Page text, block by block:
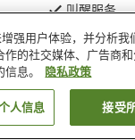
叫醒服务
廿日市 Ryosai no
搜索客房
强用户体验，并分析我
作的社交媒体、广告商
息。
隐私政策
人信息 接受